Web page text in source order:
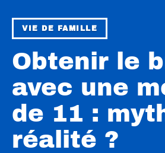
VIE DE FAMILLE
Obtenir le
avec une
de 11 :
réalité ?